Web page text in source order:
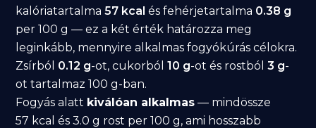
kalóriatartalma57 kcal és fehérjetartalma 0.38 g
per 100 g — ez a két érték határozza meg
leginkább, mennyire alkalmas fogyókúrás célokra.
Zsírból 0.12 g-ot, cukorból10 g-ot és rostból3 g-
ot tartalmaz 100 g-ban.
Fogyás alatt kiválóan alkalmas — mindössze
57 kcal és 3.0 g rost per 100 g, ami hosszabb